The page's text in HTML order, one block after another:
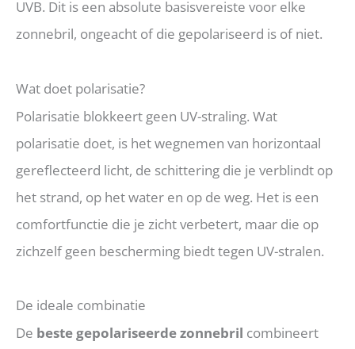
UVB. Dit is een absolute basisvereiste voor elke
zonnebril, ongeacht of die gepolariseerd is of niet.
Wat doet polarisatie?
Polarisatie blokkeert geen UV-straling. Wat
polarisatie doet, is het wegnemen van horizontaal
gereflecteerd licht, de schittering die je verblindt op
het strand, op het water en op de weg. Het is een
comfortfunctie die je zicht verbetert, maar die op
zichzelf geen bescherming biedt tegen UV-stralen.
De ideale combinatie
De beste gepolariseerde zonnebril combineert